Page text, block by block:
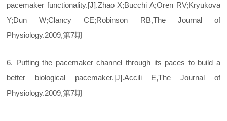
pacemaker functionality.[J].Zhao X;Bucchi A;Oren RV;Kryukova
Y;Dun W;Clancy CE;Robinson RB,The Journal of
Physiology.2009,第7期
6. Putting the pacemaker channel through its paces to build a
better biological pacemaker.[J].Accili E,The Journal of
Physiology.2009,第7期